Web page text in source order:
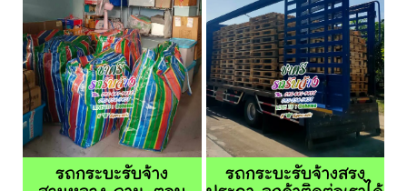
รถกระบะรับจ้าง
รถกระบะรับจ้างสรง